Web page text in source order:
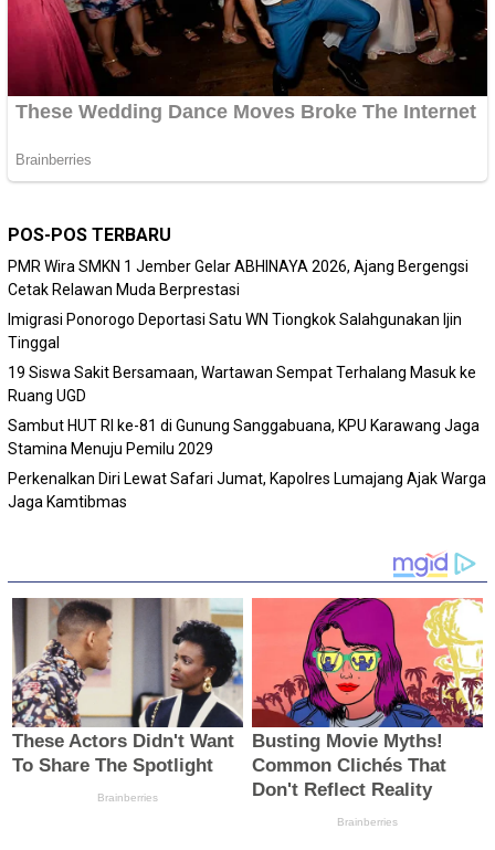
POS-POS TERBARU
PMR Wira SMKN 1 Jember Gelar ABHINAYA 2026, Ajang Bergengsi
Cetak Relawan Muda Berprestasi
Imigrasi Ponorogo Deportasi Satu WN Tiongkok Salahgunakan Ijin
Tinggal
19 Siswa Sakit Bersamaan, Wartawan Sempat Terhalang Masuk ke
Ruang UGD
Sambut HUT RI ke-81 di Gunung Sanggabuana, KPU Karawang Jaga
Stamina Menuju Pemilu 2029
Perkenalkan Diri Lewat Safari Jumat, Kapolres Lumajang Ajak Warga
Jaga Kamtibmas